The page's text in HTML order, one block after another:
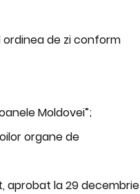
ordinea de zi conform
Moldovei”;
organe de
aprobat la 29 decembrie